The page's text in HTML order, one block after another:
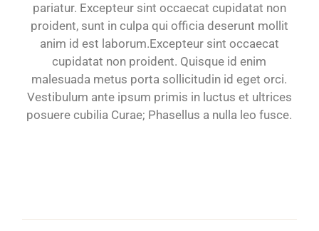
pariatur. Excepteur sint occaecat cupidatat non
proident, sunt in culpa qui officia deserunt mollit
anim id est laborum.Excepteur sint occaecat
cupidatat non proident. Quisque id enim
malesuada metus porta sollicitudin id eget orci.
Vestibulum ante ipsum primis in luctus et ultrices
posuere cubilia Curae; Phasellus a nulla leo fusce.